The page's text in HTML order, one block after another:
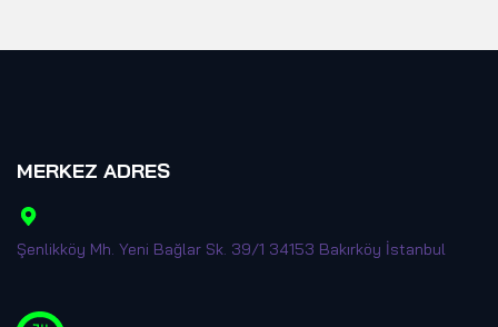
MERKEZ ADRES
Şenlikköy Mh. Yeni Bağlar Sk. 39/1 34153 Bakırköy İstanbul